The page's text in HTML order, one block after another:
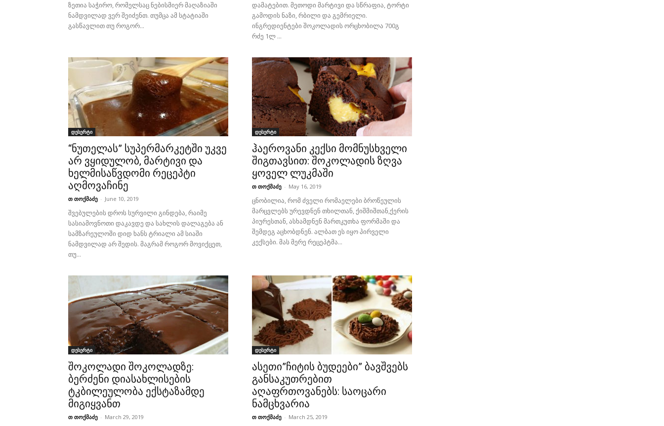
ზეთია საჭირო, რომელსაც ნებისმიერ მაღაზიაში
ნამდვილად ვერ შეიძენთ. თუმცა ამ სტატიაში
გასწავლით თუ როგორ...
დამატებით. მეთოდი მარტივი და სწრაფია, ტორტი
გამოდის ნაზი, რბილი და გემრიელი.
ინგრედიენტები შოკოლადის ორცხობილა 700გ
რძე 1ლ ...
დესერტი
“ნუთელას” სუპერმარკეტში უკვე
არ ვყიდულობ, მარტივი და
ხელმისაწვდომი რეცეპტი
აღმოვაჩინე
თ თოქმაძე - June 10, 2019
შვებულების დროს სურვილი გინდება, რაიმე
სასიამოვნოთი დაკავდე და სახლის დალაგება ან
სამზარეულოში დიდ ხანს ტრიალი ამ სიაში
ნამდვილად არ შედის. მაგრამ როგორ მოვიქცეთ,
თუ...
დესერტი
ჰაეროვანი კექსი მომნუსხველი
შიგთავსით: შოკოლადის ზღვა
ყოველ ლუკმაში
თ თოქმაძე - May 16, 2019
ცნობილია, რომ ძველი რომაელები ბროწეულის
მარცვლებს ურევდნენ თხილთან, ქიშმიშთან,ქერის
პიურესთან, ასხამდნენ მართკუთხა ფორმაში და
შემდეგ აცხობდნენ. ალბათ ეს იყო პირველი
კექსები. მას მერე რეცეპტმა...
დესერტი
შოკოლადი შოკოლადზე:
ბერძენი დიასახლისების
ტკბილეულობა ექსტაზამდე
მიგიყვანთ
თ თოქმაძე - March 29, 2019
დესერტი
ასეთი”ჩიტის ბუდეები” ბავშვებს
განსაკუთრებით
აღაფრთოვანებს: საოცარი
ნამცხვარია
თ თოქმაძე - March 25, 2019